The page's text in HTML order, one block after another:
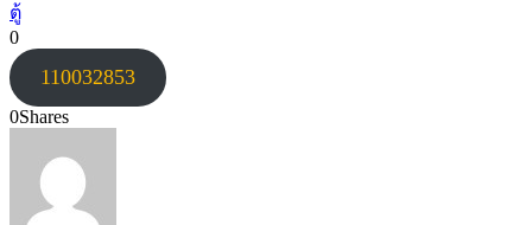
ตู้
0
110032853
0Shares